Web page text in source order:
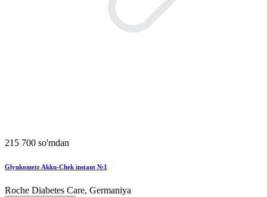
215 700 so'mdan
Glyukometr Akku-Chek instant №1
Roche Diabetes Care, Germaniya